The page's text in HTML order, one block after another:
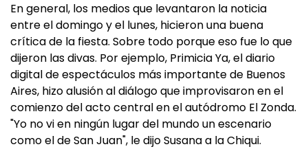
En general, los medios que levantaron la noticia
entre el domingo y el lunes, hicieron una buena
crítica de la fiesta. Sobre todo porque eso fue lo que
dijeron las divas. Por ejemplo, Primicia Ya, el diario
digital de espectáculos más importante de Buenos
Aires, hizo alusión al diálogo que improvisaron en el
comienzo del acto central en el autódromo El Zonda.
"Yo no vi en ningún lugar del mundo un escenario
como el de San Juan", le dijo Susana a la Chiqui.